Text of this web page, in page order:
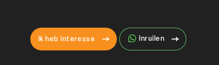
Ik heb interesse Inruilen